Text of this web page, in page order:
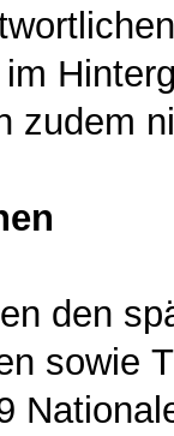
zudem
den
sowie